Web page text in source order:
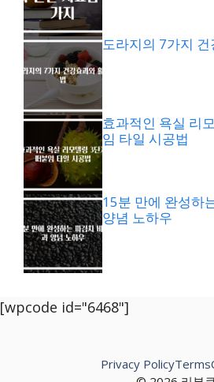
도라지의 7가지
효과적인 욕실 리
임 타일 시공법
15분 만에 완성하
양념 노하우
[wpcode id="6468"]
Privacy PolicyTerms